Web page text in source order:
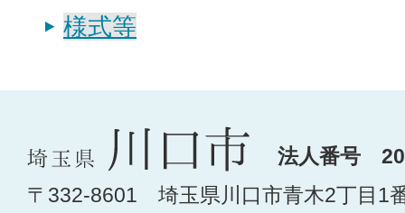
様式等
法人番号
〒332-8601 埼玉県川口市青木2丁目1